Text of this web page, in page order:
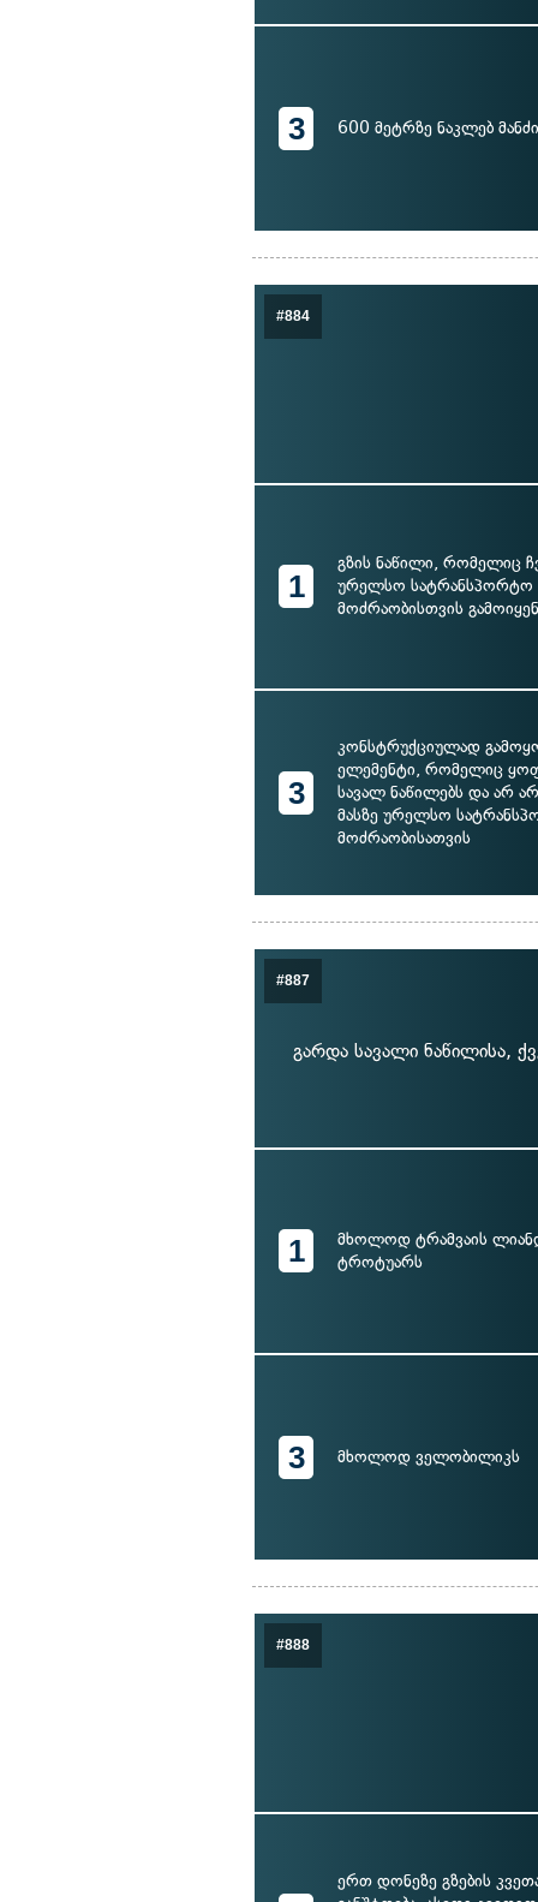
3 600 მეტრზე ნაკლებ
#884
1
გზის ნაწილი, რომელიც
ურელსო სატრანსპორტო
მოძრაობისთვის
3
კონსტრუქციულად
ელემენტი, რომელიც
სავალ ნაწილებს და არ
მასზე ურელსო
მოძრაობისათვის
#887
გარდა სავალი ნაწილისა,
1
მხოლოდ ტრამვაის
ტროტუარს
3 მხოლოდ ველობილიკს
#888
ერთ დონეზე გზების